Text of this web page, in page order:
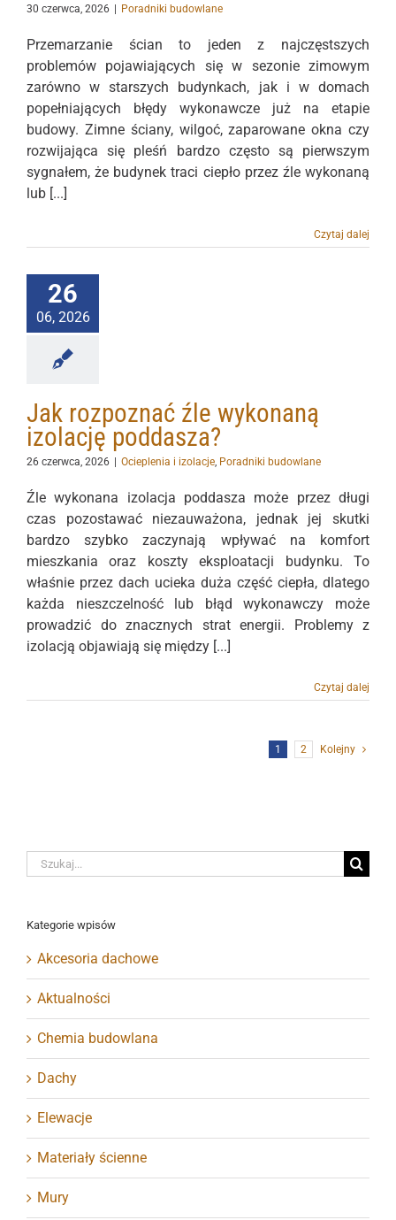
30 czerwca, 2026 Poradniki budowlane
Przemarzanie ścian to jeden z najczęstszych
problemów pojawiających się w sezonie zimowym
zarówno w starszych budynkach, jak i w domach
popełniających błędy wykonawcze już na etapie
budowy. Zimne ściany, wilgoć, zaparowane okna czy
rozwijająca się pleśń bardzo często są pierwszym
sygnałem, że budynek traci ciepło przez źle wykonaną
lub [...]
Czytaj dalej
26
06, 2026
Jak rozpoznać źle wykonaną
izolację poddasza?
26 czerwca, 2026 Ocieplenia i izolacje, Poradniki budowlane
Źle wykonana izolacja poddasza może przez długi
czas pozostawać niezauważona, jednak jej skutki
bardzo szybko zaczynają wpływać na komfort
mieszkania oraz koszty eksploatacji budynku. To
właśnie przez dach ucieka duża część ciepła, dlatego
każda nieszczelność lub błąd wykonawczy może
prowadzić do znacznych strat energii. Problemy z
izolacją objawiają się między [...]
Czytaj dalej
1 2 Kolejny
Szukaj
Kategorie wpisów
Akcesoria dachowe
Aktualności
Chemia budowlana
Dachy
Elewacje
Materiały ścienne
Mury